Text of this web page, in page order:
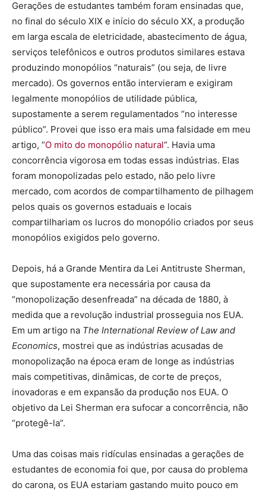
Gerações de estudantes também foram ensinadas que,
no final do século XIX e início do século XX, a produção
em larga escala de eletricidade, abastecimento de água,
serviços telefônicos e outros produtos similares estava
produzindo monopólios “naturais” (ou seja, de livre
mercado). Os governos então intervieram e exigiram
legalmente monopólios de utilidade pública,
supostamente a serem regulamentados “no interesse
público”. Provei que isso era mais uma falsidade em meu
artigo, “O mito do monopólio natural“. Havia uma
concorrência vigorosa em todas essas indústrias. Elas
foram monopolizadas pelo estado, não pelo livre
mercado, com acordos de compartilhamento de pilhagem
pelos quais os governos estaduais e locais
compartilhariam os lucros do monopólio criados por seus
monopólios exigidos pelo governo.
Depois, há a Grande Mentira da Lei Antitruste Sherman,
que supostamente era necessária por causa da
“monopolização desenfreada” na década de 1880, à
medida que a revolução industrial prosseguia nos EUA.
Em um artigo na The International Review of Law and
Economics, mostrei que as indústrias acusadas de
monopolização na época eram de longe as indústrias
mais competitivas, dinâmicas, de corte de preços,
inovadoras e em expansão da produção nos EUA. O
objetivo da Lei Sherman era sufocar a concorrência, não
“protegê-la”.
Uma das coisas mais ridículas ensinadas a gerações de
estudantes de economia foi que, por causa do problema
do carona, os EUA estariam gastando muito pouco em